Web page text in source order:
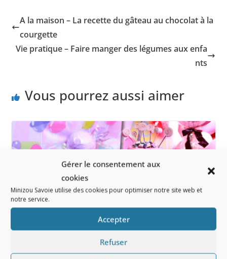
Gérer le consentement aux
cookies
Minizou Savoie utilise des cookies pour optimiser notre site web et
notre service.
Accepter
Refuser
A la maison – La recette du gâteau au chocolat à la
courgette
Vie pratique – Faire manger des légumes aux enfa
nts
Vous pourrez aussi aimer
Anniversaire – Seb en Fête, créateur